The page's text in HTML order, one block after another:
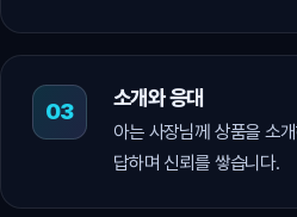
소개와 응대
아는 사장님께 상품을 소
답하며 신뢰를 쌓습니다.